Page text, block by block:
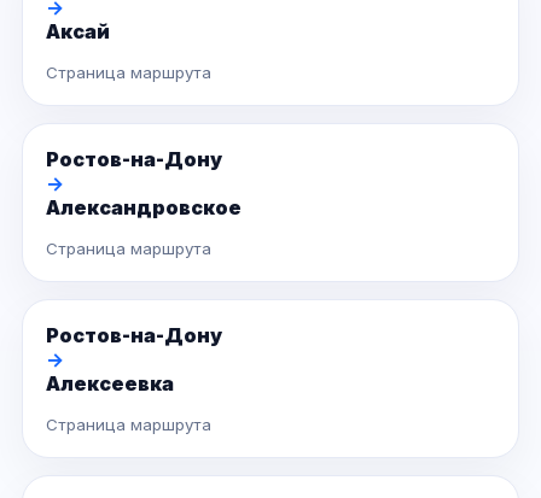
→
Аксай
Страница маршрута
Ростов-на-Дону
→
Александровское
Страница маршрута
Ростов-на-Дону
→
Алексеевка
Страница маршрута